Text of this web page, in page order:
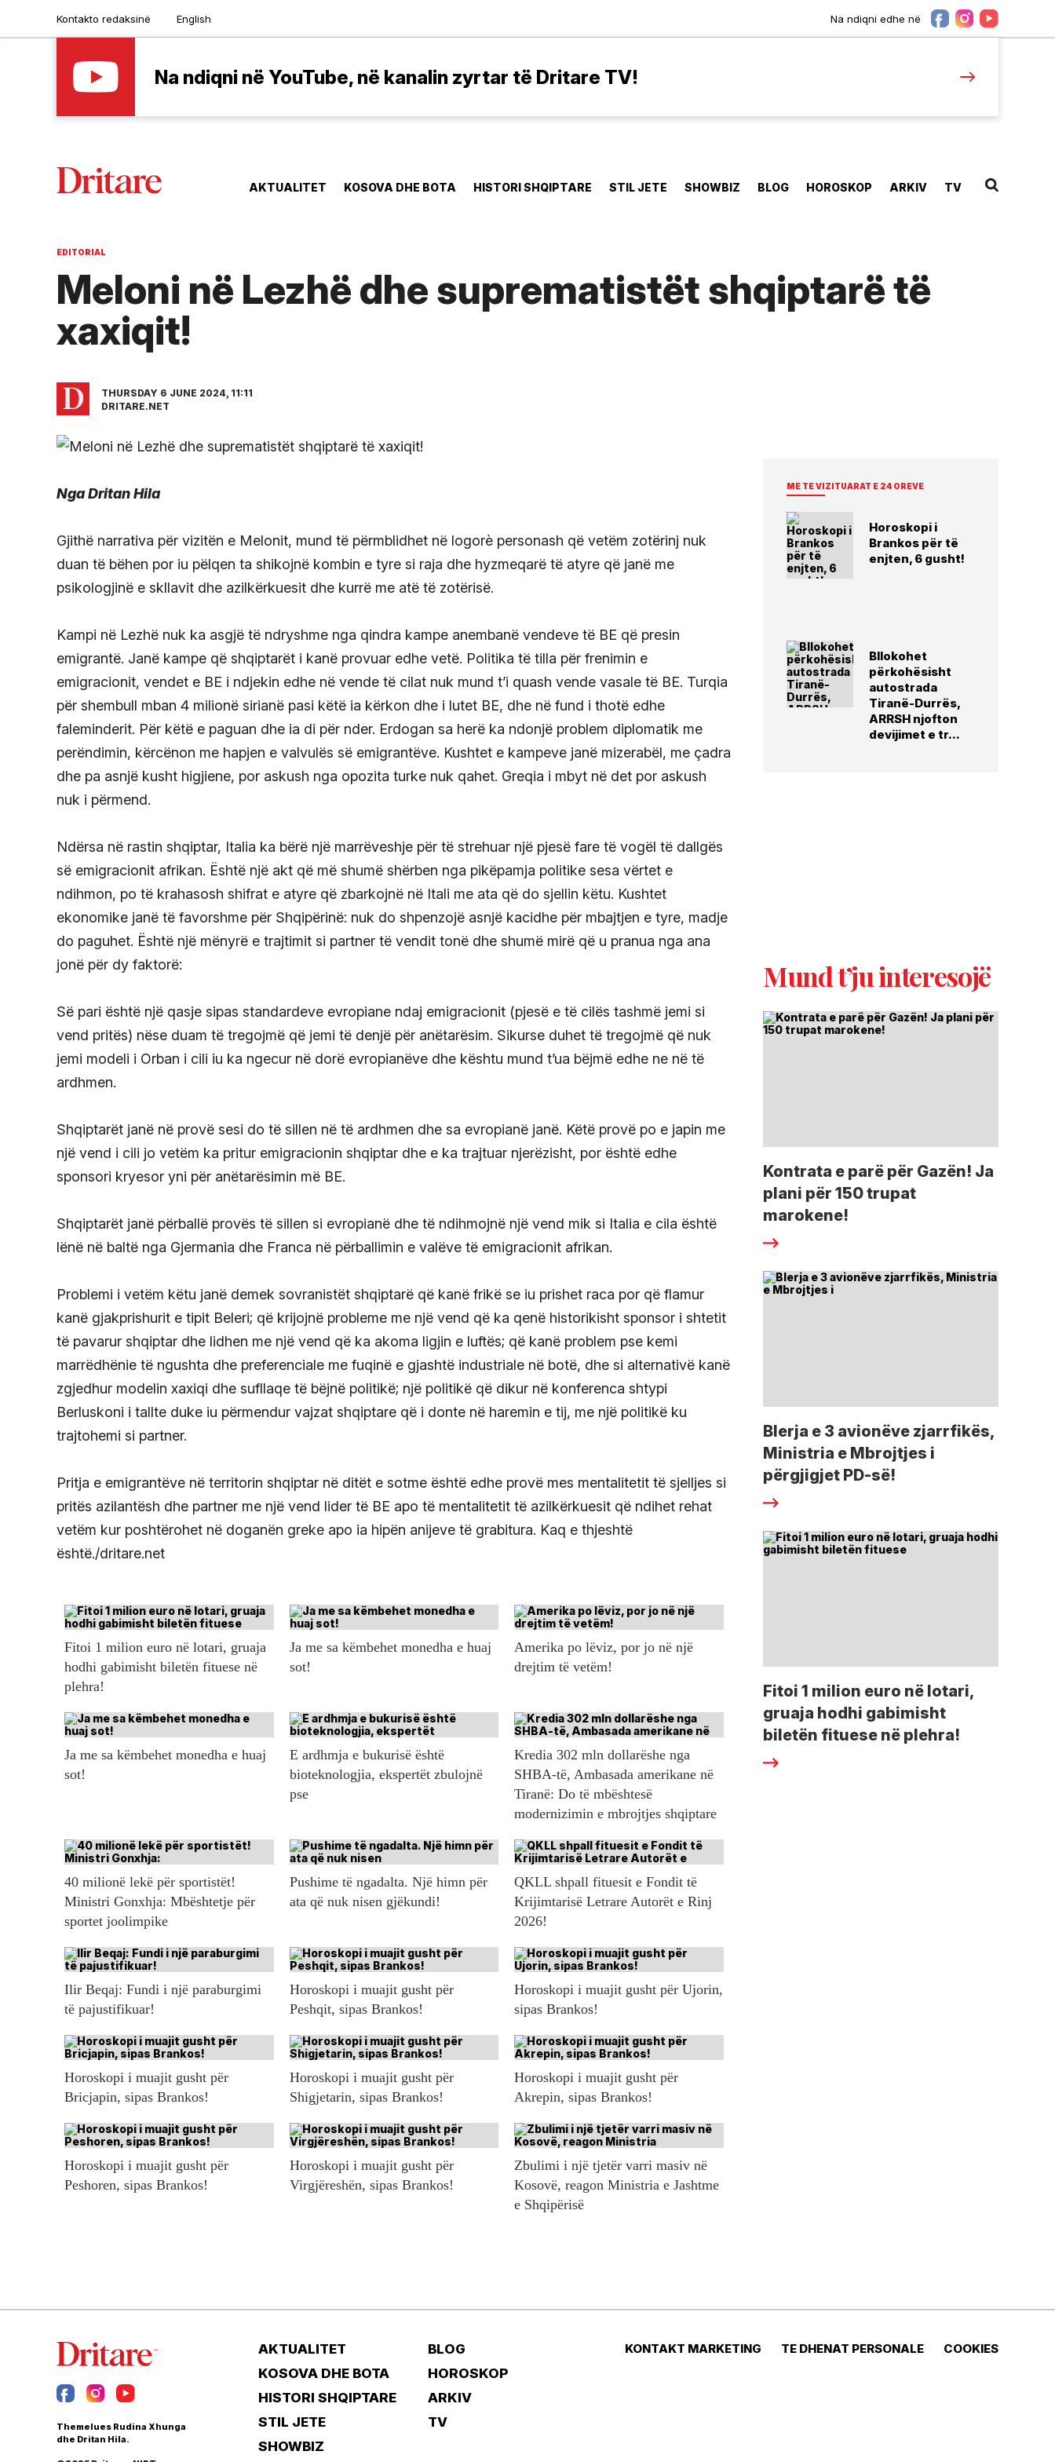
Kontakto redaksinë English Na ndiqni edhe në
Na ndiqni në YouTube, në kanalin zyrtar të Dritare TV!
AKTUALITET KOSOVA DHE BOTA HISTORI SHQIPTARE STIL JETE SHOWBIZ BLOG HOROSKOP ARKIV TV
EDITORIAL
Meloni në Lezhë dhe suprematistët shqiptarë të
xaxiqit!
THURSDAY 6 JUNE 2024, 11:11
DRITARE.NET
Nga Dritan Hila
Gjithë narrativa për vizitën e Melonit, mund të përmblidhet në logorè personash që vetëm zotërinj nuk
duan të bëhen por iu pëlqen ta shikojnë kombin e tyre si raja dhe hyzmeqarë të atyre që janë me
psikologjinë e skllavit dhe azilkërkuesit dhe kurrë me atë të zotërisë.
Kampi në Lezhë nuk ka asgjë të ndryshme nga qindra kampe anembanë vendeve të BE që presin
emigrantë. Janë kampe që shqiptarët i kanë provuar edhe vetë. Politika të tilla për frenimin e
emigracionit, vendet e BE i ndjekin edhe në vende të cilat nuk mund t’i quash vende vasale të BE. Turqia
për shembull mban 4 milionë sirianë pasi këtë ia kërkon dhe i lutet BE, dhe në fund i thotë edhe
faleminderit. Për këtë e paguan dhe ia di për nder. Erdogan sa herë ka ndonjë problem diplomatik me
perëndimin, kërcënon me hapjen e valvulës së emigrantëve. Kushtet e kampeve janë mizerabël, me çadra
dhe pa asnjë kusht higjiene, por askush nga opozita turke nuk qahet. Greqia i mbyt në det por askush
nuk i përmend.
Ndërsa në rastin shqiptar, Italia ka bërë një marrëveshje për të strehuar një pjesë fare të vogël të dallgës
së emigracionit afrikan. Është një akt që më shumë shërben nga pikëpamja politike sesa vërtet e
ndihmon, po të krahasosh shifrat e atyre që zbarkojnë në Itali me ata që do sjellin këtu. Kushtet
ekonomike janë të favorshme për Shqipërinë: nuk do shpenzojë asnjë kacidhe për mbajtjen e tyre, madje
do paguhet. Është një mënyrë e trajtimit si partner të vendit tonë dhe shumë mirë që u pranua nga ana
jonë për dy faktorë:
Së pari është një qasje sipas standardeve evropiane ndaj emigracionit (pjesë e të cilës tashmë jemi si
vend pritës) nëse duam të tregojmë që jemi të denjë për anëtarësim. Sikurse duhet të tregojmë që nuk
jemi modeli i Orban i cili iu ka ngecur në dorë evropianëve dhe kështu mund t’ua bëjmë edhe ne në të
ardhmen.
Shqiptarët janë në provë sesi do të sillen në të ardhmen dhe sa evropianë janë. Këtë provë po e japin me
një vend i cili jo vetëm ka pritur emigracionin shqiptar dhe e ka trajtuar njerëzisht, por është edhe
sponsori kryesor yni për anëtarësimin më BE.
Shqiptarët janë përballë provës të sillen si evropianë dhe të ndihmojnë një vend mik si Italia e cila është
lënë në baltë nga Gjermania dhe Franca në përballimin e valëve të emigracionit afrikan.
Problemi i vetëm këtu janë demek sovranistët shqiptarë që kanë frikë se iu prishet raca por që flamur
kanë gjakprishurit e tipit Beleri; që krijojnë probleme me një vend që ka qenë historikisht sponsor i shtetit
të pavarur shqiptar dhe lidhen me një vend që ka akoma ligjin e luftës; që kanë problem pse kemi
marrëdhënie të ngushta dhe preferenciale me fuqinë e gjashtë industriale në botë, dhe si alternativë kanë
zgjedhur modelin xaxiqi dhe sufllaqe të bëjnë politikë; një politikë që dikur në konferenca shtypi
Berluskoni i tallte duke iu përmendur vajzat shqiptare që i donte në haremin e tij, me një politikë ku
trajtohemi si partner.
Pritja e emigrantëve në territorin shqiptar në ditët e sotme është edhe provë mes mentalitetit të sjelljes si
pritës azilantësh dhe partner me një vend lider të BE apo të mentalitetit të azilkërkuesit që ndihet rehat
vetëm kur poshtërohet në doganën greke apo ia hipën anijeve të grabitura. Kaq e thjeshtë
është./dritare.net
Fitoi 1 milion euro në lotari, gruaja
hodhi gabimisht biletën fituese në
plehra!
Ja me sa këmbehet monedha e huaj
sot!
Amerika po lëviz, por jo në një
drejtim të vetëm!
Ja me sa këmbehet monedha e huaj
sot!
E ardhmja e bukurisë është
bioteknologjia, ekspertët zbulojnë
pse
Kredia 302 mln dollarëshe nga
SHBA-të, Ambasada amerikane në
Tiranë: Do të mbështesë
modernizimin e mbrojtjes shqiptare
40 milionë lekë për sportistët!
Ministri Gonxhja: Mbështetje për
sportet joolimpike
Pushime të ngadalta. Një himn për
ata që nuk nisen gjëkundi!
QKLL shpall fituesit e Fondit të
Krijimtarisë Letrare Autorët e Rinj
2026!
Ilir Beqaj: Fundi i një paraburgimi
të pajustifikuar!
Horoskopi i muajit gusht për
Peshqit, sipas Brankos!
Horoskopi i muajit gusht për Ujorin,
sipas Brankos!
Horoskopi i muajit gusht për
Bricjapin, sipas Brankos!
Horoskopi i muajit gusht për
Shigjetarin, sipas Brankos!
Horoskopi i muajit gusht për
Akrepin, sipas Brankos!
Horoskopi i muajit gusht për
Peshoren, sipas Brankos!
Horoskopi i muajit gusht për
Virgjëreshën, sipas Brankos!
Zbulimi i një tjetër varri masiv në
Kosovë, reagon Ministria e Jashtme
e Shqipërisë
ME TE VIZITUARAT E 24 OREVE
Horoskopi i
Brankos për të
enjten, 6 gusht!
Bllokohet
përkohësisht
autostrada
Tiranë-Durrës,
ARRSH njofton
devijimet e tr...
Mund t’ju interesojë
Kontrata e parë për Gazën! Ja
plani për 150 trupat
marokene!
Blerja e 3 avionëve zjarrfikës,
Ministria e Mbrojtjes i
përgjigjet PD-së!
Fitoi 1 milion euro në lotari,
gruaja hodhi gabimisht
biletën fituese në plehra!
Themelues Rudina Xhunga
dhe Dritan Hila.
AKTUALITET
KOSOVA DHE BOTA
HISTORI SHQIPTARE
STIL JETE
SHOWBIZ
BLOG
HOROSKOP
ARKIV
TV
KONTAKT MARKETING TE DHENAT PERSONALE COOKIES